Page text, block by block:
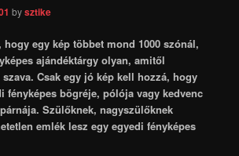
bysztike
egy kép többet mond 1000 szónál,
ajándéktárgy olyan, amitől
Csak egy jó kép kell hozzá, hogy
fényképes bögréje, pólója vagy kedvenc
Szülőknek, nagyszülőknek
emlék lesz egy egyedi fényképes